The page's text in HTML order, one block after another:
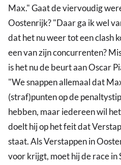
Max." Gaat de viervoudig
Oostenrijk? "Daar ga ik wel
dat het nu weer tot een clash
een van zijn concurrenten?
is het nu de beurt aan Oscar
"We snappen allemaal dat
(straf)punten op de
hebben, maar iedereen wil
doelt hij op het feit dat
staat. Als Verstappen in
voor krijgt, moet hij de race in